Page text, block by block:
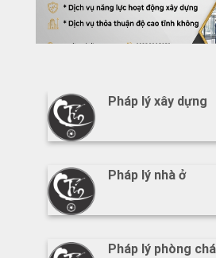
Pháp lý xây dựng
Pháp lý nhà ở
Pháp lý phòng